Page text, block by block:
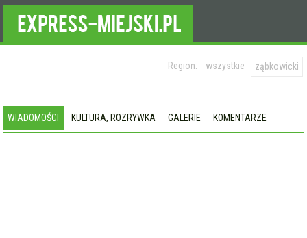
Region: wszystkie ząbkowicki
WIADOMOŚCI KULTURA, ROZRYWKA GALERIE KOMENTARZE